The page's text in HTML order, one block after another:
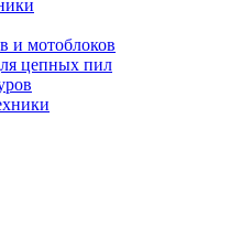
и мотоблоков
цепных пил